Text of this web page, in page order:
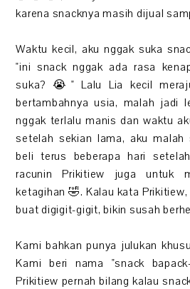
karena snacknya masih dijual
Waktu kecil, aku nggak suka
"ini snack nggak ada rasa
suka? 😭" Lalu Lia kecil
bertambahnya usia, malah jadi
nggak terlalu manis dan waktu
setelah sekian lama, aku malah
beli terus beberapa hari
racunin Prikitiew juga untuk
ketagihan 🤣. Kalau kata
buat digigit-gigit, bikin susah
Kami bahkan punya julukan
Kami beri nama "snack
Prikitiew pernah bilang kalau